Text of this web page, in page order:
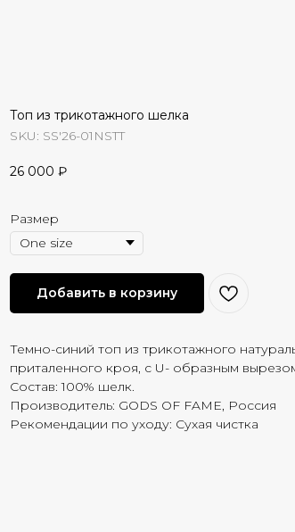
Топ из трикотажного шелка
SKU: SS'26-01NSTT
26 000 ₽
Размер
Добавить в корзину
Темно-синий топ из трикотажного
приталенного кроя, с U- образным
Состав: 100% шелк.
Производитель: GODS OF FAME, Россия
Рекомендации по уходу: Сухая чистка